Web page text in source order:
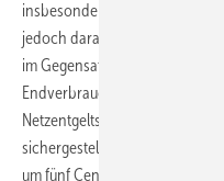
insbesondere Umlagen und
jedoch darauf hin, dass
im Gegensatz zu Steuer-, und
Endverbrauchenden
Netzentgeltstruktur regional
sichergestellt sein, dass bei
um fünf Cent pro